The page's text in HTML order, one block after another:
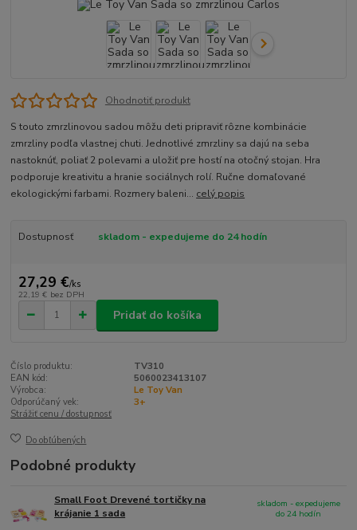
Ohodnotiť produkt
S touto zmrzlinovou sadou môžu deti pripraviť rôzne kombinácie
zmrzliny podľa vlastnej chuti. Jednotlivé zmrzliny sa dajú na seba
nastoknúť, poliať 2 polevami a uložiť pre hostí na otočný stojan. Hra
podporuje kreativitu a hranie sociálnych rolí. Ručne domaľované
ekologickými farbami. Rozmery baleni... celý popis
Dostupnosť skladom - expedujeme do 24 hodín
27,29 €/ks
22,19 € bez DPH
Pridať do košíka
Číslo produktu:
TV310
EAN kód:
5060023413107
Výrobca:
Le Toy Van
Odporúčaný vek:
3+
Strážiť cenu / dostupnosť
Do obľúbených
Podobné produkty
Small Foot Drevené tortičky na
krájanie 1 sada
skladom - expedujeme
do 24 hodín